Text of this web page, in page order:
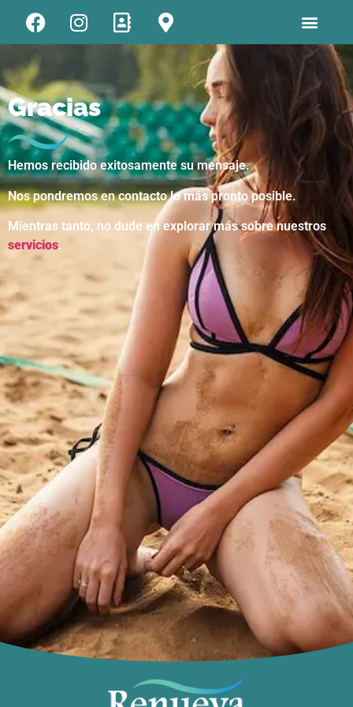
Gracias
Hemos recibido exitosamente su mensaje.
Nos pondremos en contacto lo más pronto posible.
Mientras tanto, no dude en explorar más sobre nuestros
servicios.